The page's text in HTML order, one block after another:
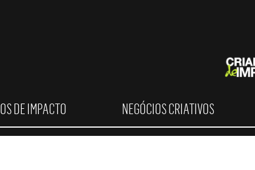
DE IMPACTO NEGÓCIOS CRIATIVOS